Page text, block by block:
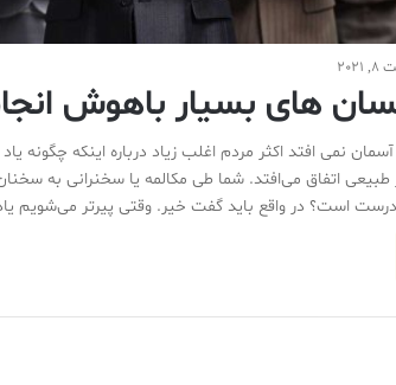
نمی افتد اکثر مردم اغلب زیاد درباره اینکه چگونه
طبیعی اتفاق می‌افتد. شما طی مکالمه یا سخنرانی به
است؟ در واقع باید گفت خیر. وقتی پیرتر می‌شویم